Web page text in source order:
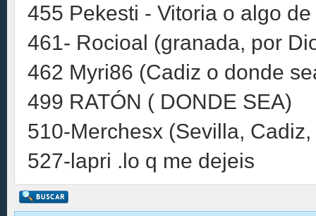
455 Pekesti - Vitoria o algo
461- Rocioal (granada, por
462 Myri86 (Cadiz o donde
499 RATÓN ( DONDE SEA)
510-Merchesx (Sevilla,
527-lapri .lo q me dejeis